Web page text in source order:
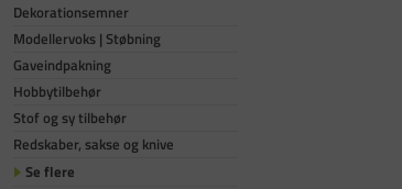
Dekorationsemner
Modellervoks | Støbning
Gaveindpakning
Hobbytilbehør
Stof og sy tilbehør
Redskaber, sakse og knive
Se flere